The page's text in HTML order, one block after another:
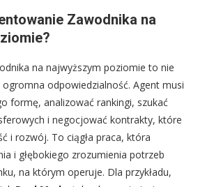
Zawodnika na
na najwyższym poziomie to nie
odpowiedzialność. Agent musi
formę, analizować rankingi, szukać
i negocjować kontrakty, które
i rozwój. To ciągła praca, która
i głębokiego zrozumienia potrzeb
na którym operuje. Dla przykładu,